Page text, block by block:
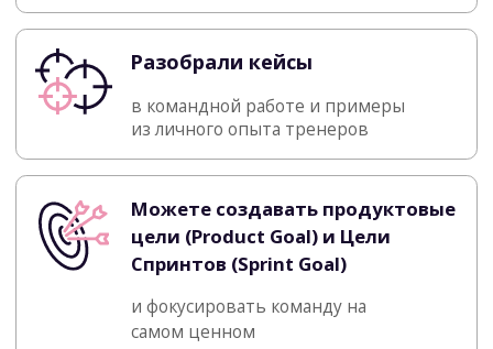
Чат обучения
отвечаем на вопросы и обмениваемся
опытом.
ПользуемсяZoom&Miro
Общаться будем в Zoom, а работать
в Miro — там удобно визуализировать
любую информацию и тренироваться
в группах
Короткие перерывы каждые 45 минут